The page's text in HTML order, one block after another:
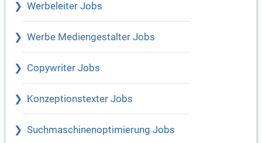
Werbeleiter Jobs
Werbe Mediengestalter Jobs
Copywriter Jobs
Konzeptionstexter Jobs
Suchmaschinenoptimierung Jobs